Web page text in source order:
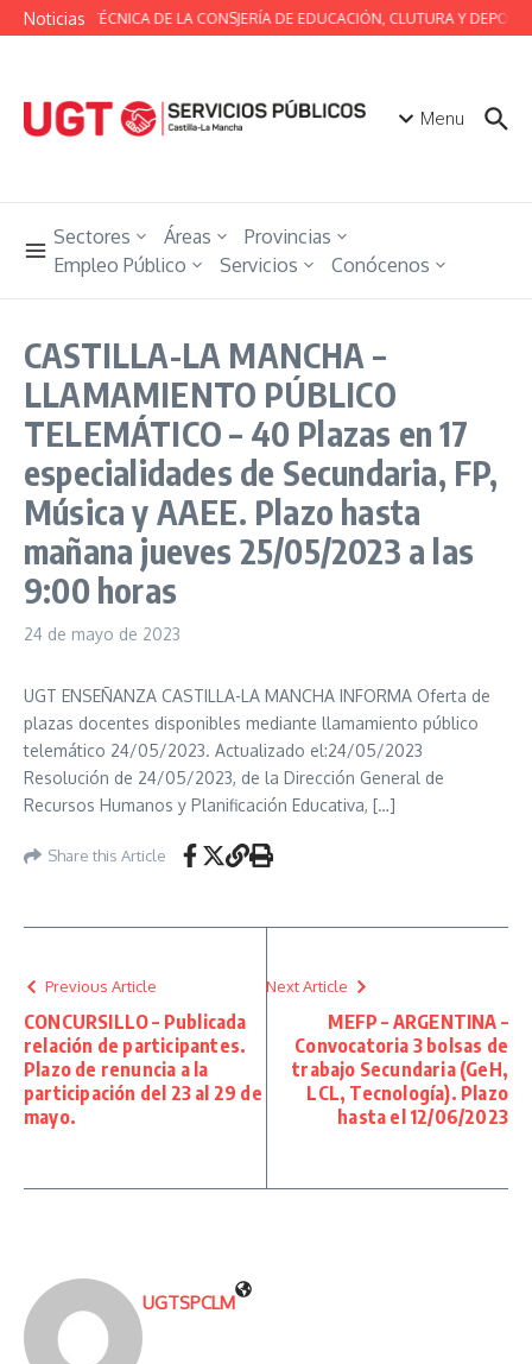
Saltar al contenido
Noticias
MESA TÉCNICA DE LA CONSJERÍA DE EDUCACIÓN, CLUTURA Y
Menu
Sectores Áreas
Provincias
Empleo Público
Servicios Conócenos
CASTILLA-LA MANCHA –
LLAMAMIENTO PÚBLICO
TELEMÁTICO – 40 Plazas en 17
especialidades de Secundaria, FP,
Música y AAEE. Plazo hasta
mañana jueves 25/05/2023 a las
9:00 horas
24 de mayo de 2023
UGT ENSEÑANZA CASTILLA-LA MANCHA INFORMA Oferta de
plazas docentes disponibles mediante llamamiento público
telemático 24/05/2023. Actualizado el:24/05/2023
Resolución de 24/05/2023, de la Dirección General de
Recursos Humanos y Planificación Educativa, […]
Share this Article
Previous Article
CONCURSILLO – Publicada
relación de participantes.
Plazo de renuncia a la
participación del 23 al 29 de
mayo.
Next Article
MEFP – ARGENTINA –
Convocatoria 3 bolsas de
trabajo Secundaria (GeH,
LCL, Tecnología). Plazo
hasta el 12/06/2023
UGTSPCLM